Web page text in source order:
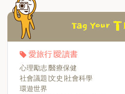
愛旅行∣愛讀書
心理勵志∣醫療保健
社會議題∣文史∣社會科學
環遊世界